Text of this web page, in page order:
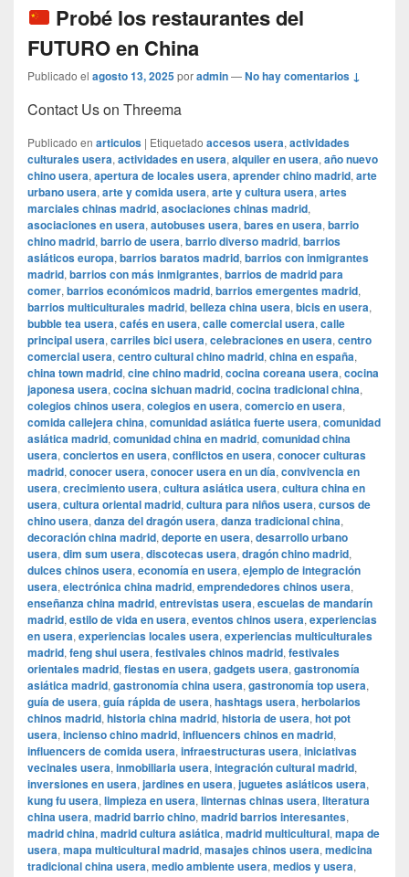
Probé los restaurantes del
FUTURO en China
Publicado el agosto 13, 2025poradmin—No hay comentarios ↓
Contact Us on Threema
Publicado en articulos | Etiquetado accesos usera, actividades
culturales usera, actividades en usera, alquiler en usera, año nuevo
chino usera, apertura de locales usera, aprender chino madrid, arte
urbano usera, arte y comida usera, arte y cultura usera, artes
marciales chinas madrid, asociaciones chinas madrid,
asociaciones en usera, autobuses usera, bares en usera, barrio
chino madrid, barrio de usera, barrio diverso madrid, barrios
asiáticos europa, barrios baratos madrid, barrios con inmigrantes
madrid, barrios con más inmigrantes, barrios de madrid para
comer, barrios económicos madrid, barrios emergentes madrid,
barrios multiculturales madrid, belleza china usera, bicis en usera,
bubble tea usera, cafés en usera, calle comercial usera, calle
principal usera, carriles bici usera, celebraciones en usera, centro
comercial usera, centro cultural chino madrid, china en españa,
china town madrid, cine chino madrid, cocina coreana usera, cocina
japonesa usera, cocina sichuan madrid, cocina tradicional china,
colegios chinos usera, colegios en usera, comercio en usera,
comida callejera china, comunidad asiática fuerte usera, comunidad
asiática madrid, comunidad china en madrid, comunidad china
usera, conciertos en usera, conflictos en usera, conocer culturas
madrid, conocer usera, conocer usera en un día, convivencia en
usera, crecimiento usera, cultura asiática usera, cultura china en
usera, cultura oriental madrid, cultura para niños usera, cursos de
chino usera, danza del dragón usera, danza tradicional china,
decoración china madrid, deporte en usera, desarrollo urbano
usera, dim sum usera, discotecas usera, dragón chino madrid,
dulces chinos usera, economía en usera, ejemplo de integración
usera, electrónica china madrid, emprendedores chinos usera,
enseñanza china madrid, entrevistas usera, escuelas de mandarín
madrid, estilo de vida en usera, eventos chinos usera, experiencias
en usera, experiencias locales usera, experiencias multiculturales
madrid, feng shui usera, festivales chinos madrid, festivales
orientales madrid, fiestas en usera, gadgets usera, gastronomía
asiática madrid, gastronomía china usera, gastronomía top usera,
guía de usera, guía rápida de usera, hashtags usera, herbolarios
chinos madrid, historia china madrid, historia de usera, hot pot
usera, incienso chino madrid, influencers chinos en madrid,
influencers de comida usera, infraestructuras usera, iniciativas
vecinales usera, inmobiliaria usera, integración cultural madrid,
inversiones en usera, jardines en usera, juguetes asiáticos usera,
kung fu usera, limpieza en usera, linternas chinas usera, literatura
china usera, madrid barrio chino, madrid barrios interesantes,
madrid china, madrid cultura asiática, madrid multicultural, mapa de
usera, mapa multicultural madrid, masajes chinos usera, medicina
tradicional china usera, medio ambiente usera, medios y usera,